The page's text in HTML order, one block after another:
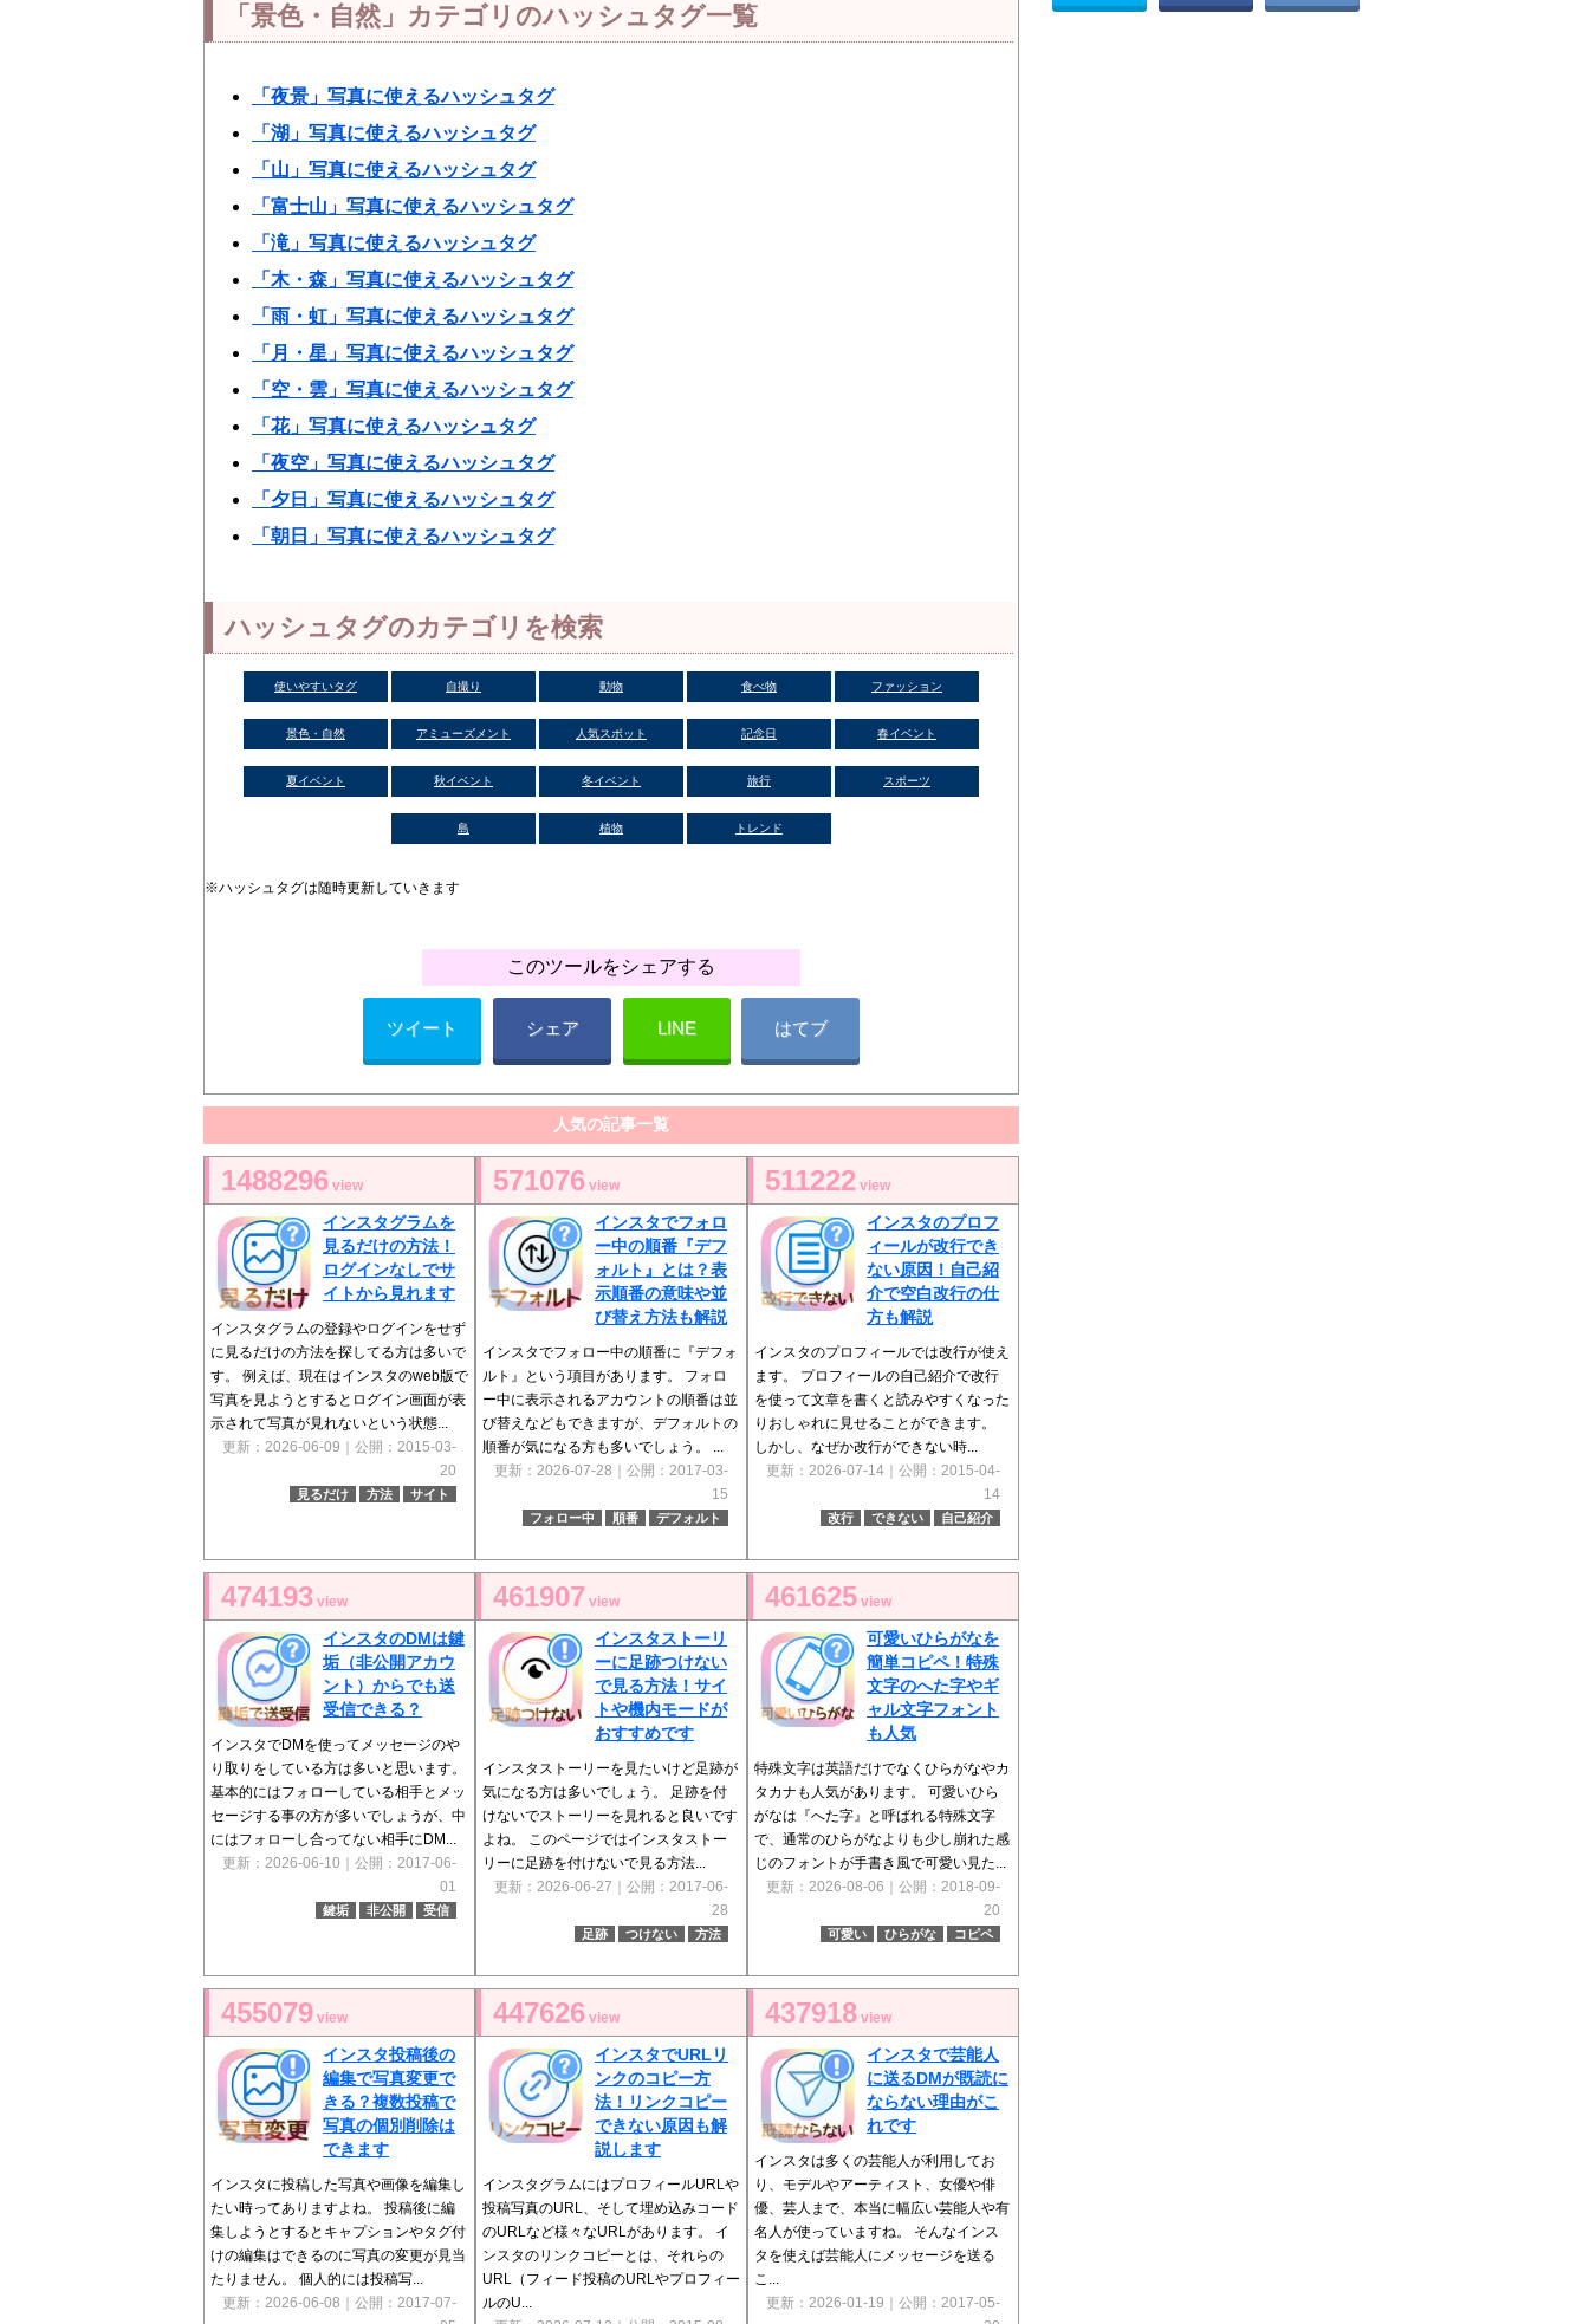
「景色・自然」カテゴリのハッシュタグ一覧
「夜景」写真に使えるハッシュタグ
「湖」写真に使えるハッシュタグ
「山」写真に使えるハッシュタグ
「富士山」写真に使えるハッシュタグ
「滝」写真に使えるハッシュタグ
「木・森」写真に使えるハッシュタグ
「雨・虹」写真に使えるハッシュタグ
「月・星」写真に使えるハッシュタグ
「空・雲」写真に使えるハッシュタグ
「花」写真に使えるハッシュタグ
「夜空」写真に使えるハッシュタグ
「夕日」写真に使えるハッシュタグ
「朝日」写真に使えるハッシュタグ
ハッシュタグのカテゴリを検索
使いやすいタグ 自撮り 動物 食べ物 ファッション
景色・自然 アミューズメント 人気スポット 記念日 春イベント
夏イベント 秋イベント 冬イベント 旅行 スポーツ
島 植物 トレンド
※ハッシュタグは随時更新していきます
このツールをシェアする
ツイート シェア LINE はてブ
人気の記事一覧
1488296 view
インスタグラムを
見るだけの方法！
ログインなしでサ
イトから見れます
インスタグラムの登録やログインをせず
に見るだけの方法を探してる方は多いで
す。 例えば、現在はインスタのweb版で
写真を見ようとするとログイン画面が表
示されて写真が見れないという状態...
更新：2026-06-09｜公開：2015-03-
20
見るだけ 方法 サイト
571076 view
インスタでフォロ
ー中の順番『デフ
ォルト』とは？表
示順番の意味や並
び替え方法も解説
インスタでフォロー中の順番に『デフォ
ルト』という項目があります。 フォロ
ー中に表示されるアカウントの順番は並
び替えなどもできますが、デフォルトの
順番が気になる方も多いでしょう。 ...
更新：2026-07-28｜公開：2017-03-
15
フォロー中 順番 デフォルト
511222 view
インスタのプロフ
ィールが改行でき
ない原因！自己紹
介で空白改行の仕
方も解説
インスタのプロフィールでは改行が使え
ます。 プロフィールの自己紹介で改行
を使って文章を書くと読みやすくなった
りおしゃれに見せることができます。
しかし、なぜか改行ができない時...
更新：2026-07-14｜公開：2015-04-
14
改行 できない 自己紹介
474193 view
インスタのDMは鍵
垢（非公開アカウ
ント）からでも送
受信できる？
インスタでDMを使ってメッセージのや
り取りをしている方は多いと思います。
基本的にはフォローしている相手とメッ
セージする事の方が多いでしょうが、中
にはフォローし合ってない相手にDM...
更新：2026-06-10｜公開：2017-06-
01
鍵垢 非公開 受信
461907 view
インスタストーリ
ーに足跡つけない
で見る方法！サイ
トや機内モードが
おすすめです
インスタストーリーを見たいけど足跡が
気になる方は多いでしょう。 足跡を付
けないでストーリーを見れると良いです
よね。 このページではインスタストー
リーに足跡を付けないで見る方法...
更新：2026-06-27｜公開：2017-06-
28
足跡 つけない 方法
461625 view
可愛いひらがなを
簡単コピペ！特殊
文字のへた字やギ
ャル文字フォント
も人気
特殊文字は英語だけでなくひらがなやカ
タカナも人気があります。 可愛いひら
がなは『へた字』と呼ばれる特殊文字
で、通常のひらがなよりも少し崩れた感
じのフォントが手書き風で可愛い見た...
更新：2026-08-06｜公開：2018-09-
20
可愛い ひらがな コピペ
455079 view
インスタ投稿後の
編集で写真変更で
きる？複数投稿で
写真の個別削除は
できます
インスタに投稿した写真や画像を編集し
たい時ってありますよね。 投稿後に編
集しようとするとキャプションやタグ付
けの編集はできるのに写真の変更が見当
たりません。 個人的には投稿写...
更新：2026-06-08｜公開：2017-07-
447626 view
インスタでURLリ
ンクのコピー方
法！リンクコピー
できない原因も解
説します
インスタグラムにはプロフィールURLや
投稿写真のURL、そして埋め込みコード
のURLなど様々なURLがあります。 イ
ンスタのリンクコピーとは、それらの
URL（フィード投稿のURLやプロフィー
ルのU...
437918 view
インスタで芸能人
に送るDMが既読に
ならない理由がこ
れです
インスタは多くの芸能人が利用してお
り、モデルやアーティスト、女優や俳
優、芸人まで、本当に幅広い芸能人や有
名人が使っていますね。 そんなインス
タを使えば芸能人にメッセージを送る
こ...
更新：2026-01-19｜公開：2017-05-